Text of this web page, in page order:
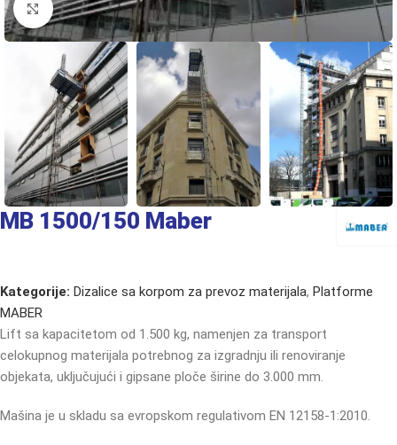
Click to enlarge
MB 1500/150 Maber
Kategorije: Dizalice sa korpom za prevoz materijala, Platforme
MABER
Lift sa kapacitetom od 1.500 kg, namenjen za transport
celokupnog materijala potrebnog za izgradnju ili renoviranje
objekata, uključujući i gipsane ploče širine do 3.000 mm.
Mašina je u skladu sa evropskom regulativom EN 12158-1:2010.